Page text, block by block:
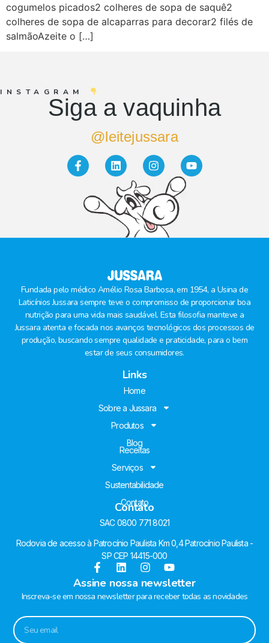
cogumelos picados2 colheres de sopa de saquê2
colheres de sopa de alcaparras para decorar2 filés de
salmãoAzeite o […]
INSTAGRAM
Siga a vaquinha
@leitejussara
Fundada pelo médico Amélio Rosa Barbosa, em 1954, a Usina de
Laticínios Jussara sempre teve o compromisso de proporcionar boa
nutrição para uma vida mais saudável. Esta filosofia manteve a
Jussara atenta e focada nos avanços tecnológicos dos processos de
produção, buscando sempre qualidade e praticidade, para o bem
estar de seus consumidores.
Links
Home
Sobre a Jussara
Produtos
Blog
Receitas
Serviços
Sustentabilidade
Contato
Contato
SAC 0800 771 8021
Rodovia de acesso à Patrocínio Paulista Km 0,4 Patrocínio Paulista -
SP CEP 14415-000
Assine nossa newsletter
Inscreva-se em nossa newsletter para receber todas as novidades